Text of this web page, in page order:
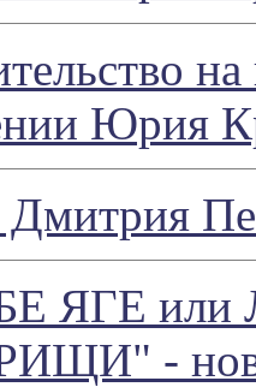
Юрия
ЯГЕ
-